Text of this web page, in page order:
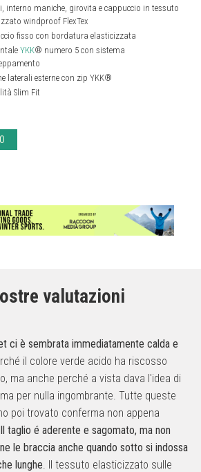
interno maniche, girovita e cappuccio in tessuto
windproof FlexTex
fisso con bordatura elasticizzata
YKK® numero 5 con sistema
laterali esterne con zip YKK®
Slim Fit
valutazioni
ci è sembrata immediatamente calda e
il colore verde acido ha riscosso
ma anche perché a vista dava l'idea di
per nulla ingombrante. Tutte queste
poi trovato conferma non appena
Il taglio é aderente e sagomato, ma non
le braccia anche quando sotto si indossa
lunghe. Il tessuto elasticizzato sulle